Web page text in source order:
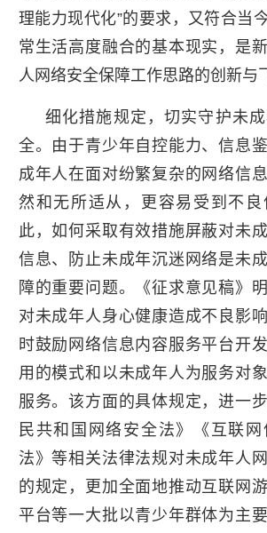
理能力现代化”的要求，又符合当
常生活高度融合的基本现实，是
人网络安全保障工作思路的创新与
细化措施规定，切实守护未
全。由于青少年自控能力、信息
成年人在面对纷繁复杂的网络信
然和无所适从，更容易受到不良
此，如何采取有效措施屏蔽对未
信息、防止未成年沉迷网络是未
障的重要问题。《征求意见稿》
对未成年人身心健康造成不良影
时鼓励网络信息内容服务平台开
用的模式和以未成年人为服务对
服务。该方面的具体规定，进一
民共和国网络安全法》《互联
法》等相关法律法规对未成年人
的规定，更加全面地推动互联网
平台等一大批以青少年群体为主